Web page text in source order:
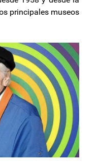
principales museos